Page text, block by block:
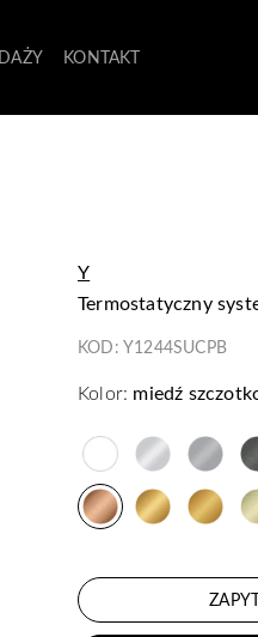
KONTAKT
Y
termostatyczny
KOD: Y1244SUCPB
Kolor: miedź